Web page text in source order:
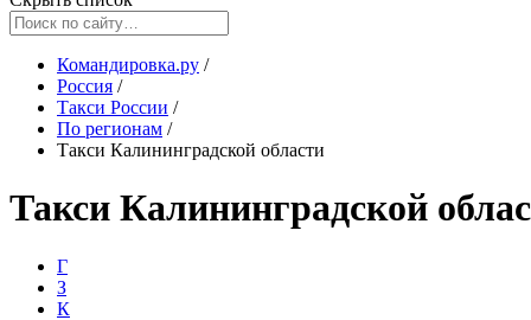
Командировка.ру /
Россия /
Такси России /
По регионам /
Такси Калининградской области
Такси Калининградской
Г
З
К